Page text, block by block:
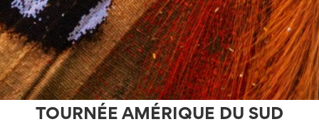
TOURNÉE AMÉRIQUE DU SUD